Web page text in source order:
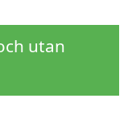
utan